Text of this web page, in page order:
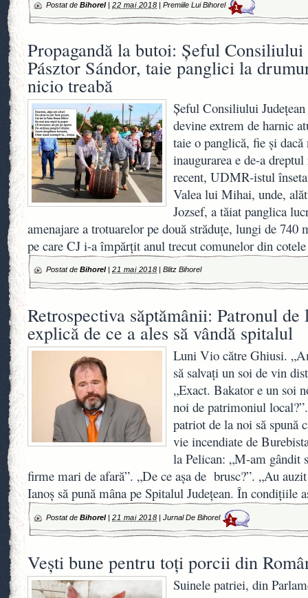
Postat de Bihorel| 22 mai 2018 |Premiile Lui Bihorel 1
Propagandă la butoi: Şeful Consiliului
Pásztor Sándor, taie panglici la
nicio treabă
Şeful Consiliului
devine extrem de harnic
taie o panglică, fie şi
inaugurarea e de-a
recent, UDMR-istul
Valea lui Mihai, unde,
Jozsef, a tăiat panglica
amenajare a trotuarelor pe două străduţe, lungi de
pe care CJ i-a împărţit anul trecut comunelor din
Postat de Bihorel| 21 mai 2018 |Blitz Bihorel
Retrospectiva săptămânii: Patronul de
explică de ce a ales să vândă spitalul
Luni Vio către Ghiusi.
să salvați un soi de vin
„Exact. Bakator e un soi
noi de patrimoniul
patriot de la noi să spună
vie incendiate de
la Pelican: „M-am gândit
firme mari de afară”. „De ce așa de brusc?”. „Au
Ianoș să pună mâna pe Spitalul Județean. În condițiile
Postat de Bihorel| 21 mai 2018 |Jurnal De Bihorel 1
Vești bune pentru toți porcii din
Suinele patriei, din